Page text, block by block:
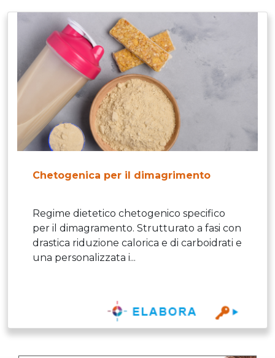
Chetogenica per il dimagrimento
Regime dietetico chetogenico specifico
per il dimagramento. Strutturato a fasi con
drastica riduzione calorica e di carboidrati e
una personalizzata i...